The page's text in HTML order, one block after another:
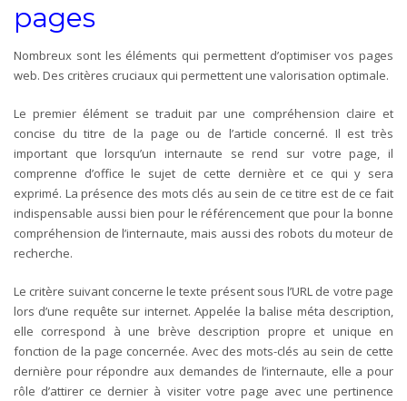
pages
Nombreux sont les éléments qui permettent d’optimiser vos pages
web. Des critères cruciaux qui permettent une valorisation optimale.
Le premier élément se traduit par une compréhension claire et
concise du titre de la page ou de l’article concerné. Il est très
important que lorsqu’un internaute se rend sur votre page, il
comprenne d’office le sujet de cette dernière et ce qui y sera
exprimé. La présence des mots clés au sein de ce titre est de ce fait
indispensable aussi bien pour le référencement que pour la bonne
compréhension de l’internaute, mais aussi des robots du moteur de
recherche.
Le critère suivant concerne le texte présent sous l’URL de votre page
lors d’une requête sur internet. Appelée la balise méta description,
elle correspond à une brève description propre et unique en
fonction de la page concernée. Avec des mots-clés au sein de cette
dernière pour répondre aux demandes de l’internaute, elle a pour
rôle d’attirer ce dernier à visiter votre page avec une pertinence